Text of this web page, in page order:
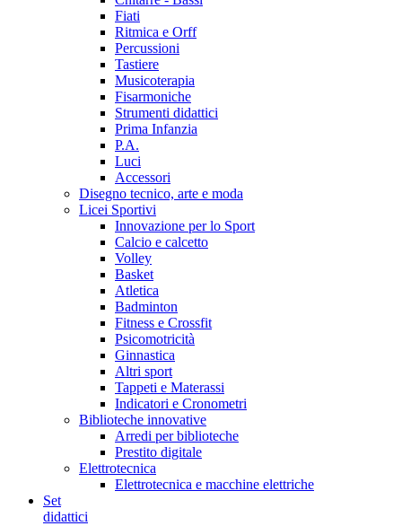
Fiati
Ritmica e Orff
Percussioni
Tastiere
Musicoterapia
Fisarmoniche
Strumenti didattici
Prima Infanzia
P.A.
Luci
Accessori
Disegno tecnico, arte e moda
Licei Sportivi
Innovazione per lo Sport
Calcio e calcetto
Volley
Basket
Atletica
Badminton
Fitness e Crossfit
Psicomotricità
Ginnastica
Altri sport
Tappeti e Materassi
Indicatori e Cronometri
Biblioteche innovative
Arredi per biblioteche
Prestito digitale
Elettrotecnica
Elettrotecnica e macchine elettriche
Set
didattici